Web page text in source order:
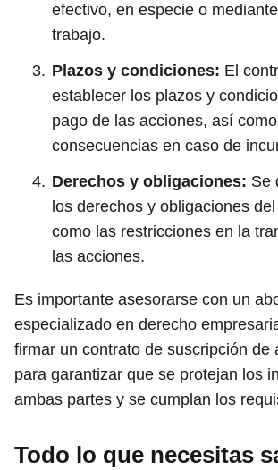
efectivo, en especie o
trabajo.
Plazos y condiciones: El
establecer los plazos y
pago de las acciones, así
consecuencias en caso de
Derechos y obligaciones: Se
los derechos y obligaciones
como las restricciones en la
las acciones.
Es importante asesorarse con un
especializado en derecho
firmar un contrato de suscripción de
para garantizar que se protejan los
ambas partes y se cumplan los
Todo lo que necesitas